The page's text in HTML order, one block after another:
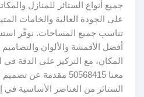
جميع أنواع الستائر للمنازل
على الجودة العالية والخامات
تناسب جميع المساحات. نوفّر
أفضل الأقمشة والألوان والتصاميم
المكان، مع التركيز على الدقة في
معنا 50568415 مقدمة عن
الستائر من العناصر الأساسية في